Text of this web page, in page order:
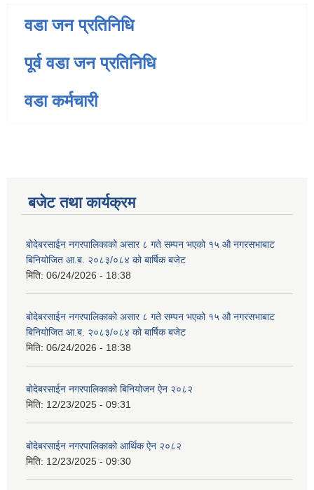
वडा जन प्रतिनिधि
पूर्व वडा जन प्रतिनिधि
वडा कर्मचारी
बजेट तथा कार्यक्रम
बोदेबरसाईन नगरपालिकाको असार ८ गते सम्पन भएको १५ ‍‍‍औ नगरसभाबाट
बिनियोजित आ.ब. २०८३/०८४ को बार्षिक बजेट
मिति: 06/24/2026 - 18:38
बोदेबरसाईन नगरपालिकाको असार ८ गते सम्पन भएको १५ ‍‍‍औ नगरसभाबाट
बिनियोजित आ.ब. २०८३/०८४ को बार्षिक बजेट
मिति: 06/24/2026 - 18:38
बोदेबरसाईन नगरपालिकाको बिनियोजन ऐन २०८२
मिति: 12/23/2025 - 09:31
बोदेबरसाईन नगरपालिकाको आर्थिक ऐन २०८२
मिति: 12/23/2025 - 09:30